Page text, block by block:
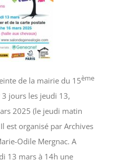
de la mairie du 15ème
jours les jeudi 13,
2025 (le jeudi matin
est organisé par Archives
Odile Mergnac. A
13 mars à 14h une